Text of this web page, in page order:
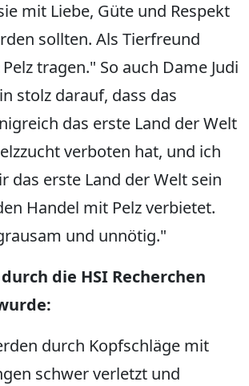
mit Liebe, Güte und Respekt
sollten. Als Tierfreund
tragen." So auch Dame Judi
stolz darauf, dass das
das erste Land der Welt
verboten hat, und ich
das erste Land der Welt sein
Handel mit Pelz verbietet.
und unnötig."
die HSI Recherchen
durch Kopfschläge mit
schwer verletzt und